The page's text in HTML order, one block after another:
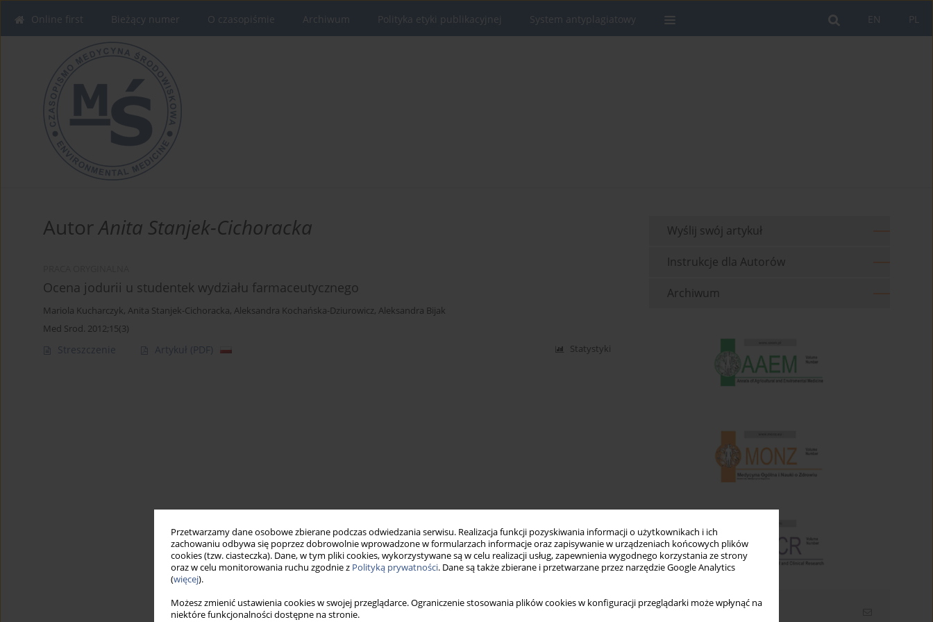
Przetwarzamy dane osobowe zbierane podczas odwiedzania serwisu. Realizacja funkcji pozyskiwania informacji o użytkownikach i ich
zachowaniu odbywa się poprzez dobrowolnie wprowadzone w formularzach informacje oraz zapisywanie w urządzeniach końcowych plików
cookies (tzw. ciasteczka). Dane, w tym pliki cookies, wykorzystywane są w celu realizacji usług, zapewnienia wygodnego korzystania ze strony
oraz w celu monitorowania ruchu zgodnie z Polityką prywatności. Dane są także zbierane i przetwarzane przez narzędzie Google Analytics
(więcej).
Możesz zmienić ustawienia cookies w swojej przeglądarce. Ograniczenie stosowania plików cookies w konfiguracji przeglądarki może wpłynąć na
niektóre funkcjonalności dostępne na stronie.
PL
EN
Online first Bieżący numer O czasopiśmie Archiwum Polityka etyki publikacyjnej System antyplagiatowy
AutorAnita Stanjek-Cichoracka
Ocena jodurii u studentek wydziału farmaceutycznego
Mariola Kucharczyk, Anita Stanjek-Cichoracka, Aleksandra Kochańska-Dziurowicz, Aleksandra Bijak
Med Srod. 2012;15(3)
Streszczenie Artykuł (PDF) Statystyki
Wyślij swój artykuł
Instrukcje dla Autorów
Archiwum
Newsletter